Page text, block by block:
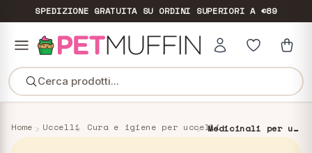
SPEDIZIONE GRATUITASU ORDINI SUPERIORI A €89
Cerca prodotti...
Home Uccelli Cura e igiene per uccelli Medicinali per uccelli